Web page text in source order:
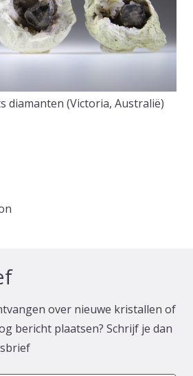
diamanten (Victoria, Australië)
over nieuwe kristallen of
bericht plaatsen? Schrijf je dan